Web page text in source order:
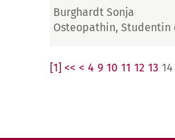
Burghardt Sonja
Osteopathin, Studentin
[1] << < 4 9 10 11 12 13 14